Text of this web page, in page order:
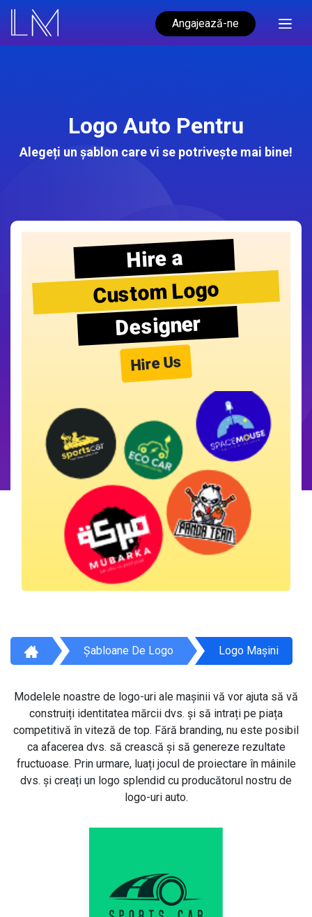
Angajează-ne
Logo Auto Pentru
Alegeți un șablon care vi se potrivește mai bine!
Hire a
Custom Logo
Designer
Hire Us
Șabloane De Logo Logo Mașini
Modelele noastre de logo-uri ale mașinii vă vor ajuta să vă
construiți identitatea mărcii dvs. și să intrați pe piața
competitivă în viteză de top. Fără branding, nu este posibil
ca afacerea dvs. să crească și să genereze rezultate
fructuoase. Prin urmare, luați jocul de proiectare în mâinile
dvs. și creați un logo splendid cu producătorul nostru de
logo-uri auto.